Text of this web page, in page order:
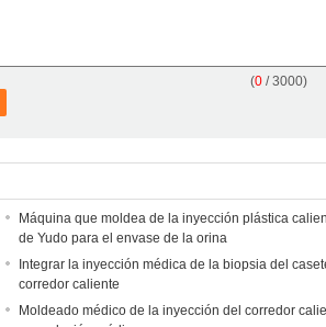
(0 / 3000)
Máquina que moldea de la inyección plástica
de Yudo para el envase de la orina
Integrar la inyección médica de la biopsia del
corredor caliente
Moldeado médico de la inyección del corredor